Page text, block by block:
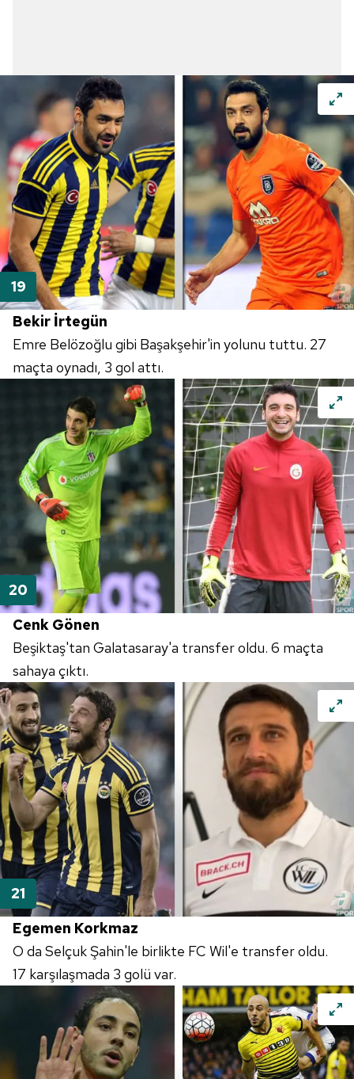
Bekir İrtegün
Emre Belözoğlu gibi Başakşehir'in yolunu tuttu. 27
maçta oynadı, 3 gol attı.
Cenk Gönen
Beşiktaş'tan Galatasaray'a transfer oldu. 6 maçta
sahaya çıktı.
Egemen Korkmaz
O da Selçuk Şahin'le birlikte FC Wil'e transfer oldu.
17 karşılaşmada 3 golü var.